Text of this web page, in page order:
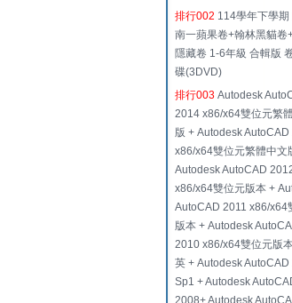
排行002 114學年下學期
南一蘋果卷+翰林黑貓卷
隱藏卷 1-6年級 合輯版
碟(3DVD)
排行003 Autodesk
2014 x86/x64雙位元繁
版 + Autodesk AutoCAD
x86/x64雙位元繁體中文
Autodesk AutoCAD
x86/x64雙位元版本 +
AutoCAD 2011 x86/x64
版本 + Autodesk
2010 x86/x64雙位元版
英 + Autodesk AutoCAD
Sp1 + Autodesk
2008+ Autodesk